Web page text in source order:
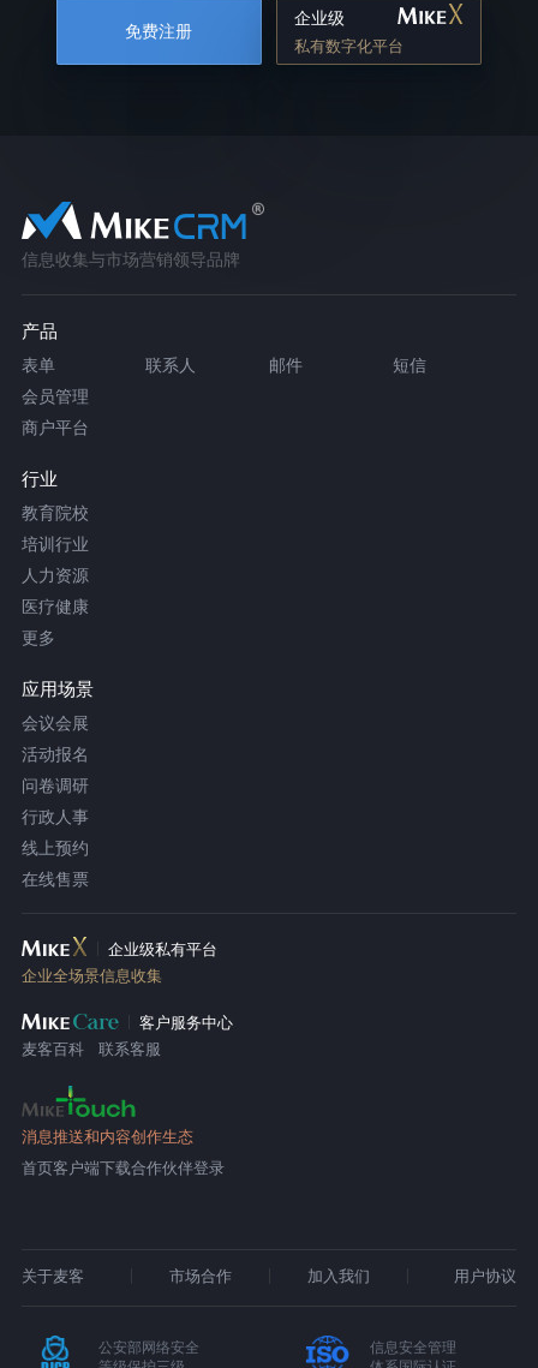
免费注册
企业级
私有数字化平台
信息收集与市场营销领导品牌
产品
表单 联系人 邮件
短信
会员管理
商户平台
行业
教育院校
培训行业
人力资源
医疗健康
更多
应用场景
会议会展
活动报名
问卷调研
行政人事
线上预约
在线售票
企业级私有平台
企业全场景信息收集
客户服务中心
麦客百科
联系客服
消息推送和内容创作生态
首页客户端下载合作伙伴登录
关于麦客 市场合作 加入我们 用户协议
公安部网络安全
信息安全管理